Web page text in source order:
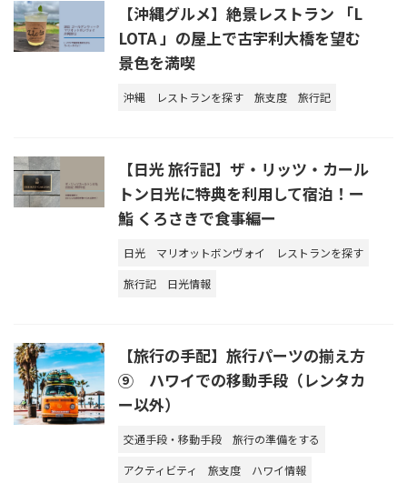
【沖縄グルメ】絶景レストラン 「L
LOTA 」の屋上で古宇利大橋を望む
景色を満喫
沖縄 レストランを探す 旅支度 旅行記
【日光 旅行記】ザ・リッツ・カール
トン日光に特典を利用して宿泊！ー
鮨 くろさきで食事編ー
日光 マリオットボンヴォイ
レストランを探す
旅行記
日光情報
【旅行の手配】旅行パーツの揃え方
⑨ ハワイでの移動手段（レンタカ
ー以外）
交通手段・移動手段
旅行の準備をする
アクティビティ
旅支度 ハワイ情報